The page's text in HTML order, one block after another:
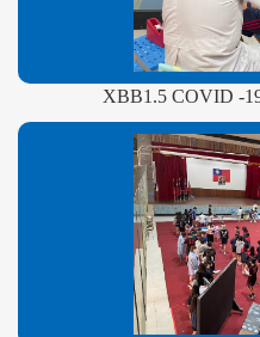
XBB1.5 COVID -